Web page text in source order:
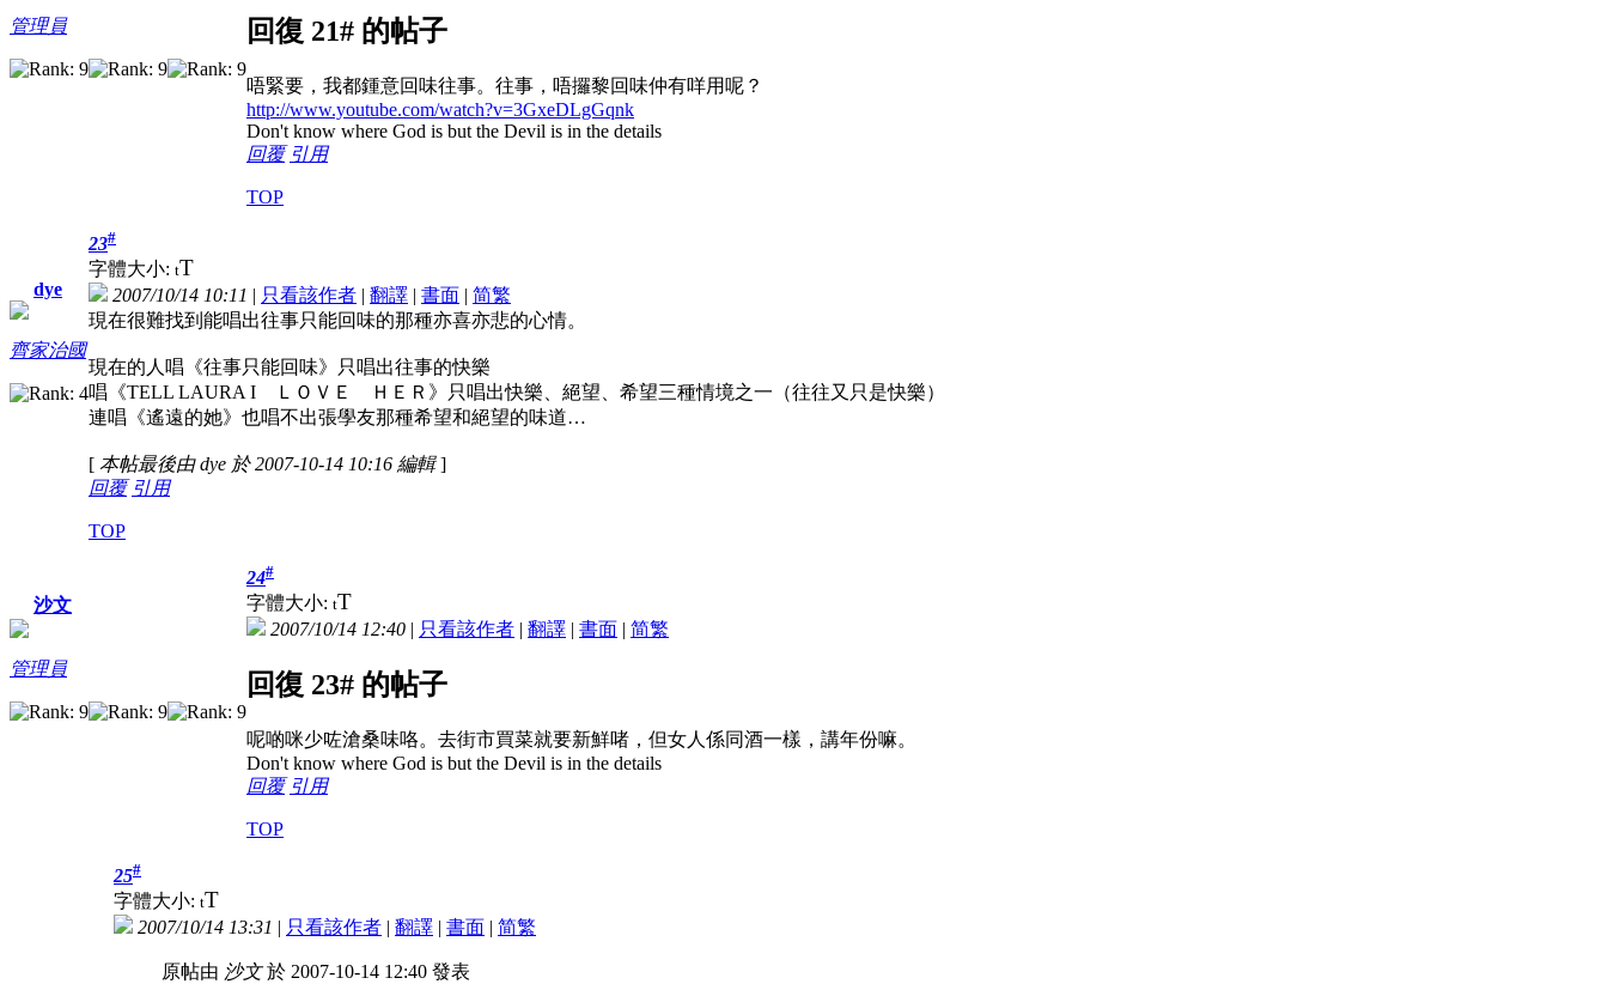
管理員 回復 21# 的帖子
唔緊要，我都鍾意回味往事。往事，唔攞黎回味仲有咩用呢？
http://www.youtube.com/watch?v=3GxeDLgGqnk
Don't know where God is but the Devil is in the details
回覆 引用
TOP
dye
齊家治國
23#
字體大小: tT
2007/10/14 10:11 | 只看該作者 | 翻譯 | 書面 | 简繁
現在很難找到能唱出往事只能回味的那種亦喜亦悲的心情。
現在的人唱《往事只能回味》只唱出往事的快樂
唱《TELL LAURA I ＬＯＶＥ ＨＥＲ》只唱出快樂、絕望、希望三種情境之一（往往又只是快樂）
連唱《遙遠的她》也唱不出張學友那種希望和絕望的味道…
[ 本帖最後由 dye 於 2007-10-14 10:16 編輯]
回覆 引用
TOP
沙文
管理員
24#
字體大小: tT
2007/10/14 12:40 | 只看該作者 | 翻譯 | 書面 | 简繁
回復 23# 的帖子
呢啲咪少咗滄桑味咯。去街市買菜就要新鮮啫，但女人係同酒一樣，講年份嘛。
Don't know where God is but the Devil is in the details
回覆 引用
TOP
25#
字體大小: tT
2007/10/14 13:31 | 只看該作者 | 翻譯 | 書面 | 简繁
原帖由 沙文於 2007-10-14 12:40 發表